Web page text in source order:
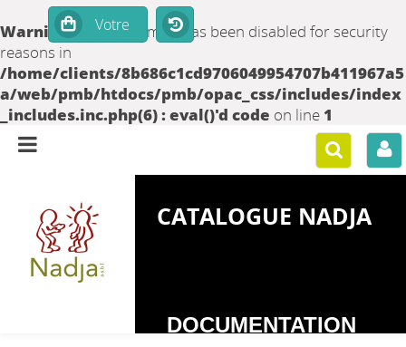
Warning: set_time_limit() has been disabled for security
reasons in
/home/clients/8b686c1cd9706049954707b411967a5
a/web/pmb/htdocs/pmb/opac_css/includes/index
_includes.inc.php(6) : eval()'d code on line 1
CATALOGUE NADJA
DOCUMENTATION